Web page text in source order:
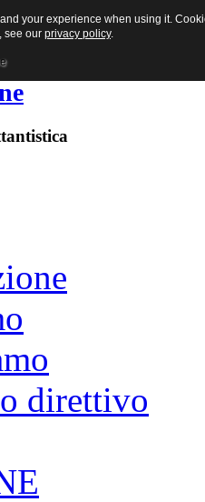
direttivo
your experience when using it.
see our privacy policy.